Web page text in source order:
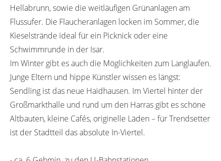
Hellabrunn, sowie die weitläufigen Grünanlagen am
Flussufer. Die Flaucheranlagen locken im Sommer, die
Kieselstrände ideal für ein Picknick oder eine
Schwimmrunde in der Isar.
Im Winter gibt es auch die Möglichkeiten zum Langlaufen.
Junge Eltern und hippe Künstler wissen es längst:
Sendling ist das neue Haidhausen. Im Viertel hinter der
Großmarkthalle und rund um den Harras gibt es schöne
Altbauten, kleine Cafés, originelle Läden – für Trendsetter
ist der Stadtteil das absolute In-Viertel.